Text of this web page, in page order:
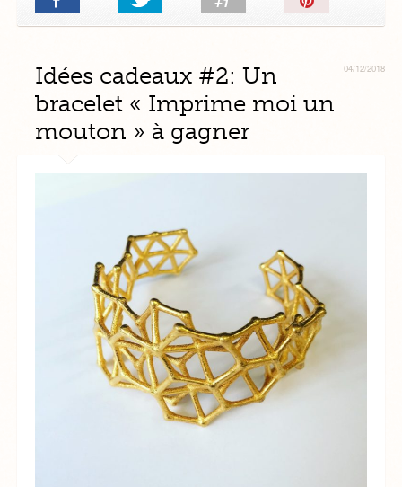
04/12/2018
Idées cadeaux #2: Un
bracelet « Imprime moi un
mouton » à gagner